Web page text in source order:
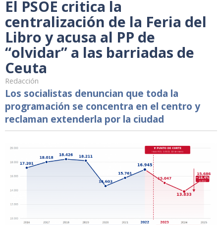
El PSOE critica la
centralización de la Feria del
Libro y acusa al PP de
“olvidar” a las barriadas de
Ceuta
Redacción
Los socialistas denuncian que toda la
programación se concentra en el centro y
reclaman extenderla por la ciudad